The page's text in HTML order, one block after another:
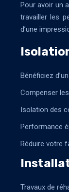
Pour avoir un
travailler les
d’une
Bénéficiez
Compenser
Isolation des
Performance
Réduire votre
Travaux de